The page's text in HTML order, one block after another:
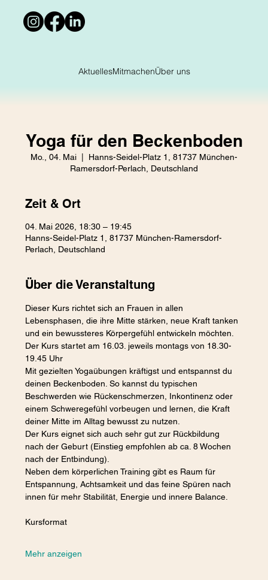
AktuellesMitmachenÜber uns
Yoga für den Beckenboden
Mo., 04. Mai
  |
Hanns-Seidel-Platz 1, 81737 München-
Ramersdorf-Perlach, Deutschland
Zeit & Ort
04. Mai 2026, 18:30 – 19:45
Hanns-Seidel-Platz 1, 81737 München-Ramersdorf-
Perlach, Deutschland
Über die Veranstaltung
Dieser Kurs richtet sich an Frauen in allen
Lebensphasen, die ihre Mitte stärken, neue Kraft tanken
und ein bewussteres Körpergefühl entwickeln möchten.
Der Kurs startet am 16.03. jeweils montags von 18.30-
19.45 Uhr
Mit gezielten Yogaübungen kräftigst und entspannst du
deinen Beckenboden. So kannst du typischen
Beschwerden wie Rückenschmerzen, Inkontinenz oder
einem Schweregefühl vorbeugen und lernen, die Kraft
deiner Mitte im Alltag bewusst zu nutzen.
Der Kurs eignet sich auch sehr gut zur Rückbildung
nach der Geburt (Einstieg empfohlen ab ca. 8 Wochen
nach der Entbindung).
Neben dem körperlichen Training gibt es Raum für
Entspannung, Achtsamkeit und das feine Spüren nach
innen für mehr Stabilität, Energie und innere Balance.
Kursformat
Mehr anzeigen